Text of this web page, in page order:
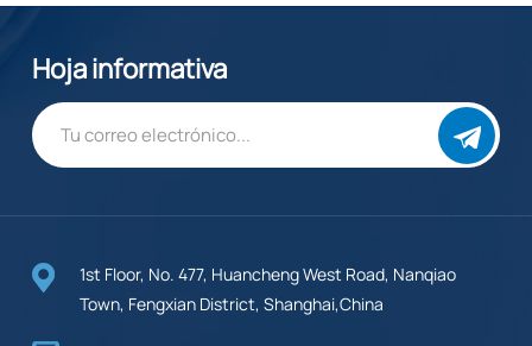
Hoja informativa
1st Floor, No. 477, Huancheng West Road, Nanqiao
Town, Fengxian District, Shanghai,China